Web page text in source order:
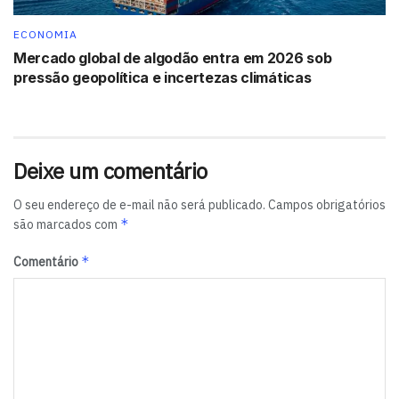
Tags: Caixa Econômica Federal CDB
ECONOMIA
Mercado global de algodão entra em 2026 sob
pressão geopolítica e incertezas climáticas
Deixe um comentário
O seu endereço de e-mail não será publicado. Campos obrigatórios
são marcados com *
Comentário *